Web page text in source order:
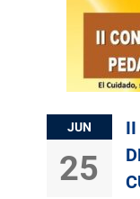
JUN
25
II